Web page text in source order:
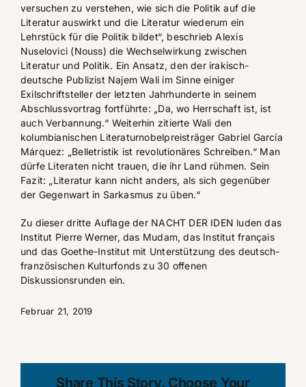
versuchen zu verstehen, wie sich die Politik auf die
Literatur auswirkt und die Literatur wiederum ein
Lehrstück für die Politik bildet“, beschrieb Alexis
Nuselovici (Nouss) die Wechselwirkung zwischen
Literatur und Politik. Ein Ansatz, den der irakisch-
deutsche Publizist Najem Wali im Sinne einiger
Exilschriftsteller der letzten Jahrhunderte in seinem
Abschlussvortrag fortführte: „Da, wo Herrschaft ist, ist
auch Verbannung.“ Weiterhin zitierte Wali den
kolumbianischen Literaturnobelpreisträger Gabriel García
Márquez: „Belletristik ist revolutionäres Schreiben.“ Man
dürfe Literaten nicht trauen, die ihr Land rühmen. Sein
Fazit: „Literatur kann nicht anders, als sich gegenüber
der Gegenwart in Sarkasmus zu üben.“
Zu dieser dritte Auflage der NACHT DER IDEN luden das
Institut Pierre Werner, das Mudam, das Institut français
und das Goethe-Institut mit Unterstützung des deutsch-
französischen Kulturfonds zu 30 offenen
Diskussionsrunden ein.
Februar 21, 2019
Share This Story, Choose Your